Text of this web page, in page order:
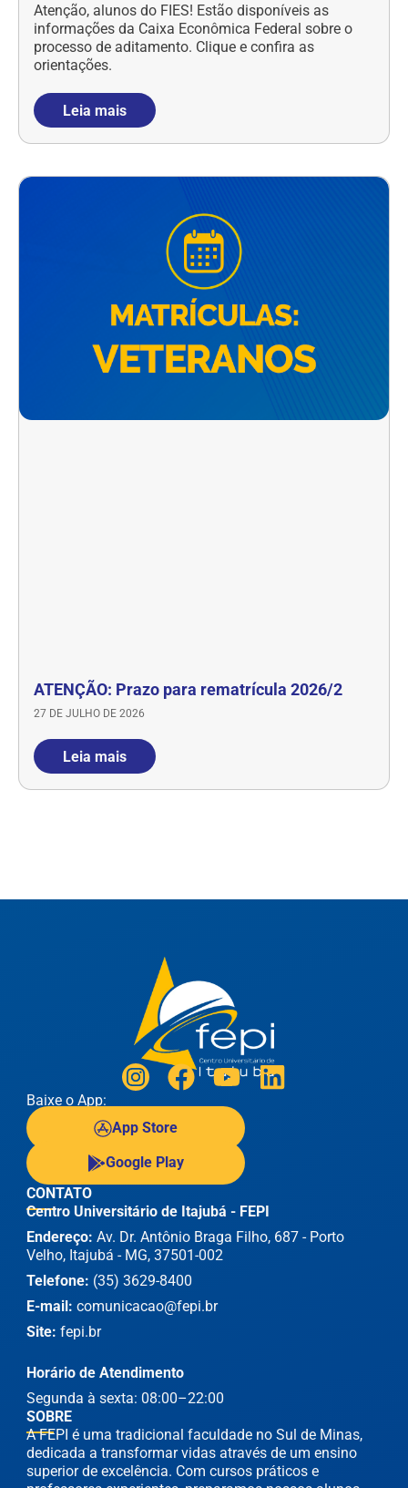
Atenção, alunos do FIES! Estão disponíveis as
informações da Caixa Econômica Federal sobre o
processo de aditamento. Clique e confira as
orientações.
Leia mais
ATENÇÃO: Prazo para rematrícula 2026/2
27 DE JULHO DE 2026
Leia mais
Baixe o App:
App Store
Google Play
SOBRE
A FEPI é uma tradicional faculdade no Sul de Minas,
dedicada a transformar vidas através de um ensino
superior de excelência. Com cursos práticos e
CONTATO
Centro Universitário de Itajubá - FEPI
Endereço: Av. Dr. Antônio Braga Filho, 687 - Porto
Velho, Itajubá - MG, 37501-002
Telefone: (35) 3629-8400
E-mail: comunicacao@fepi.br
Site: fepi.br
Horário de Atendimento
Segunda à sexta: 08:00–22:00